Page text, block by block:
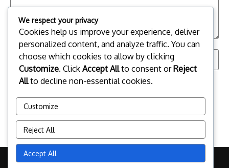
Save my name, email, and website in this browser for the
Copyright © 2026 artecartum.com | Powered byNews Magazine X
We respect your privacy
Cookies help us improve your experience, deliver
personalized content, and analyze traffic. You can
choose which cookies to allow by clicking
Customize. Click Accept Allto consent orReject
Allto decline non-essential cookies.
Customize
Reject All
Accept All